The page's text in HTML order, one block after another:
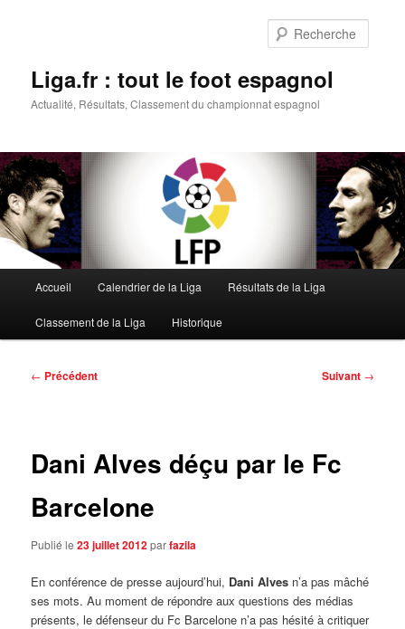
Liga.fr : tout le foot espagnol
Actualité, Résultats, Classement du championnat espagnol
principal
Accueil Calendrier de la Liga Résultats de la Liga
Classement de la Liga Historique
Navigation
← Précédent Suivant →
Dani Alves déçu par le Fc
Barcelone
Publié le23 juillet 2012parfazila
En conférence de presse aujourd’hui, Dani Alves n’a pas mâché
ses mots. Au moment de répondre aux questions des médias
présents, le défenseur du Fc Barcelone n’a pas hésité à critiquer